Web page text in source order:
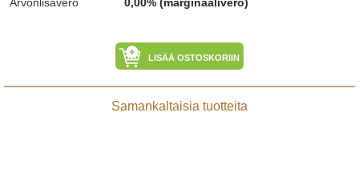
LISÄÄ OSTOSKORIIN
Samankaltaisia tuotteita